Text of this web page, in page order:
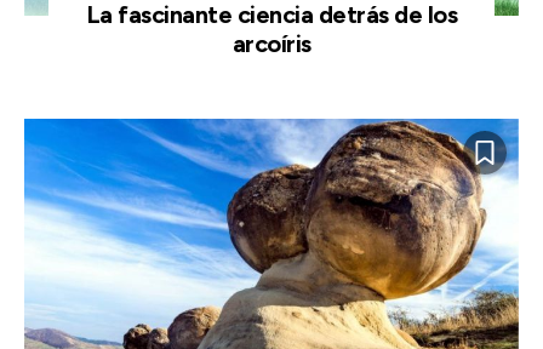
La fascinante ciencia detrás de los
arcoíris